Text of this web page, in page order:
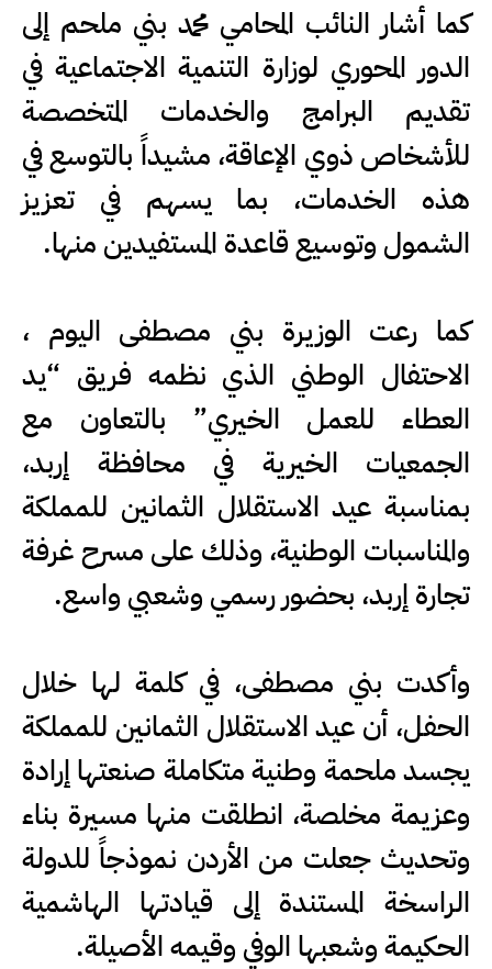
كما أشار النائب المحامي محمد بني ملحم إلى
الدور المحوري لوزارة التنمية الاجتماعية في
تقديم البرامج والخدمات المتخصصة
للأشخاص ذوي الإعاقة، مشيداً بالتوسع في
هذه الخدمات، بما يسهم في تعزيز
الشمول وتوسيع قاعدة المستفيدين منها.
كما رعت الوزيرة بني مصطفى اليوم ،
الاحتفال الوطني الذي نظمه فريق “يد
العطاء للعمل الخيري” بالتعاون مع
الجمعيات الخيرية في محافظة إربد،
بمناسبة عيد الاستقلال الثمانين للمملكة
والمناسبات الوطنية، وذلك على مسرح غرفة
تجارة إربد، بحضور رسمي وشعبي واسع.
وأكدت بني مصطفى، في كلمة لها خلال
الحفل، أن عيد الاستقلال الثمانين للمملكة
يجسد ملحمة وطنية متكاملة صنعتها إرادة
وعزيمة مخلصة، انطلقت منها مسيرة بناء
وتحديث جعلت من الأردن نموذجاً للدولة
الراسخة المستندة إلى قيادتها الهاشمية
الحكيمة وشعبها الوفي وقيمه الأصيلة.